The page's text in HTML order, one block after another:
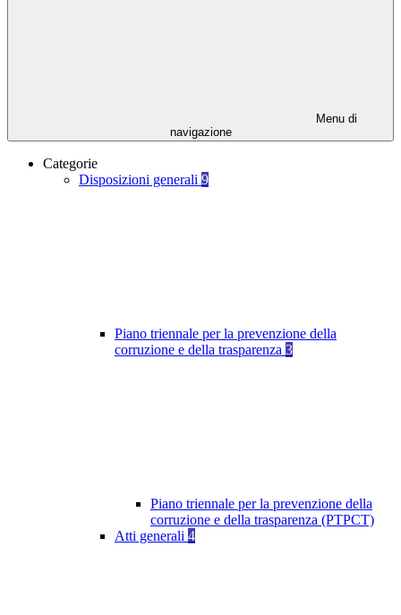
Menu di
navigazione
Categorie
Disposizioni generali 9
Piano triennale per la prevenzione della
corruzione e della trasparenza 3
Piano triennale per la prevenzione della
corruzione e della trasparenza (PTPCT)
Atti generali 4